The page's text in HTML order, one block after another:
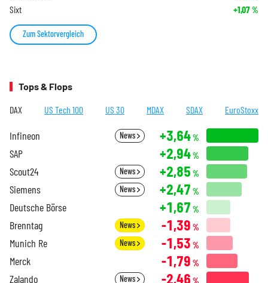
Sixt +1,07%
Zum Sektorvergleich
Tops & Flops
DAX US Tech 100 US 30 MDAX SDAX EuroStoxx
Infineon News +3,64%
SAP +2,94%
Scout24 News +2,85 %
Siemens News +2,47 %
Deutsche Börse +1,67 %
Brenntag News -1,39 %
Munich Re News -1,53 %
Merck -1,79 %
Zalando News -2,46 %